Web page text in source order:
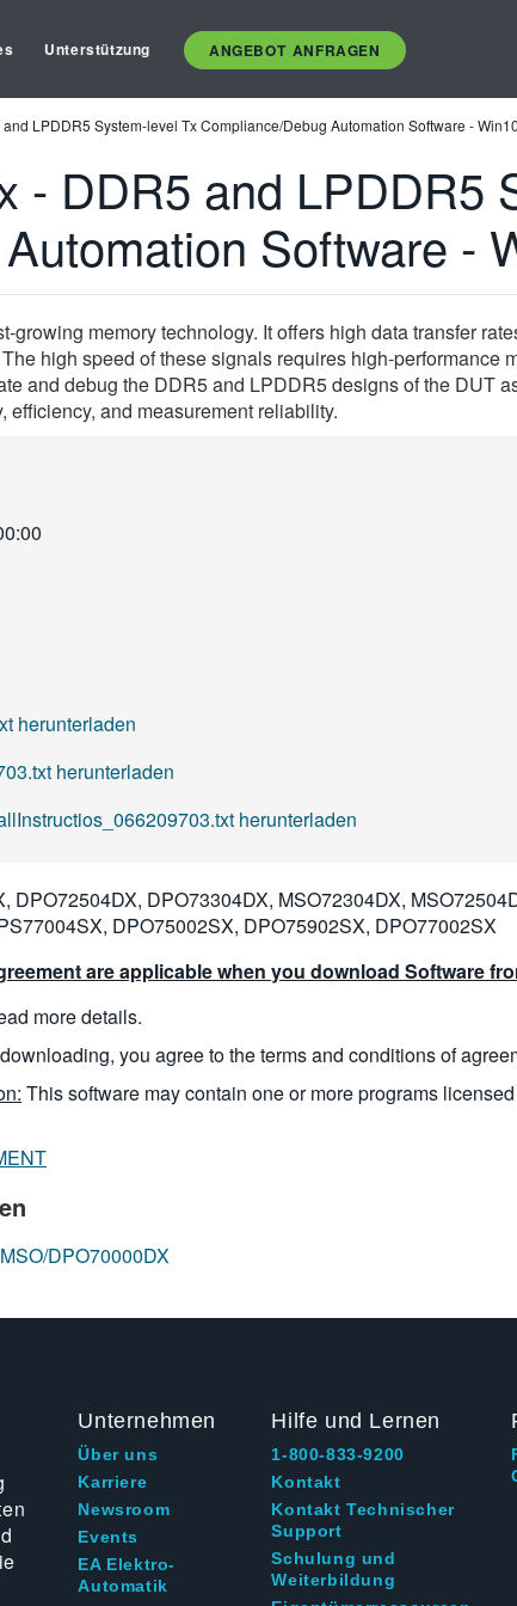
Unterstützung ANGEBOT ANFRAGEN
LPDDR5 System-level Tx Compliance/Debug Automation Software -
- DDR5 and LPDDR5
Software -
memory technology. It offers high data transfer
high speed of these signals requires high-performance
and debug the DDR5 and LPDDR5 designs of the DUT
and measurement reliability.
herunterladen
herunterladen
herunterladen
DPO72504DX, DPO73304DX, MSO72304DX,
DPO75002SX, DPO75902SX, DPO77002SX
are applicable when you download Software
more details.
you agree to the terms and conditions of
This software may contain one or more programs
DPO70000DX
Unternehmen
Über uns
Karriere
Newsroom
Events
EA Elektro-
Automatik
Hilfe und Lernen
1-800-833-9200
Kontakt
Kontakt Technischer
Support
Schulung und
Weiterbildung